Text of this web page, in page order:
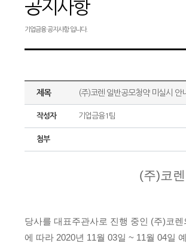
공지사항
기업금융 공지사항 입니다.
제목 (주)코렌 일반공모청약 미실시 안
작성자 기업금융1팀
첨부
(주)코
당사를 대표주관사로 진행 중인 (주)코
에 따라 2020년 11월 03일 ~ 11월 04일